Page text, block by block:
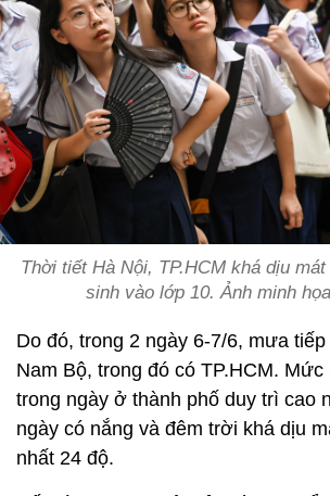
Thời tiết Hà Nội, TP.HCM khá dịu
sinh vào lớp 10. Ảnh minh
Do đó, trong 2 ngày 6-7/6, mưa
Nam Bộ, trong đó có TP.HCM.
trong ngày ở thành phố duy trì cao
ngày có nắng và đêm trời khá dịu
nhất 24 độ.